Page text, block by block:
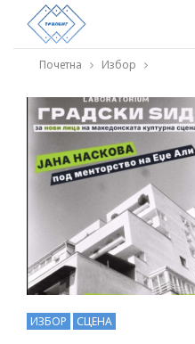
Почетна Избор
ИЗБОР СЦЕНА